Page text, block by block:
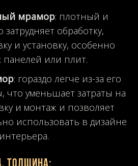
мрамор: плотный и
обработку,
и установку, особенно
или плит.
: гораздо легче из-за его
что уменьшает затраты на
и монтаж и позволяет
использовать в дизайне
интерьера.